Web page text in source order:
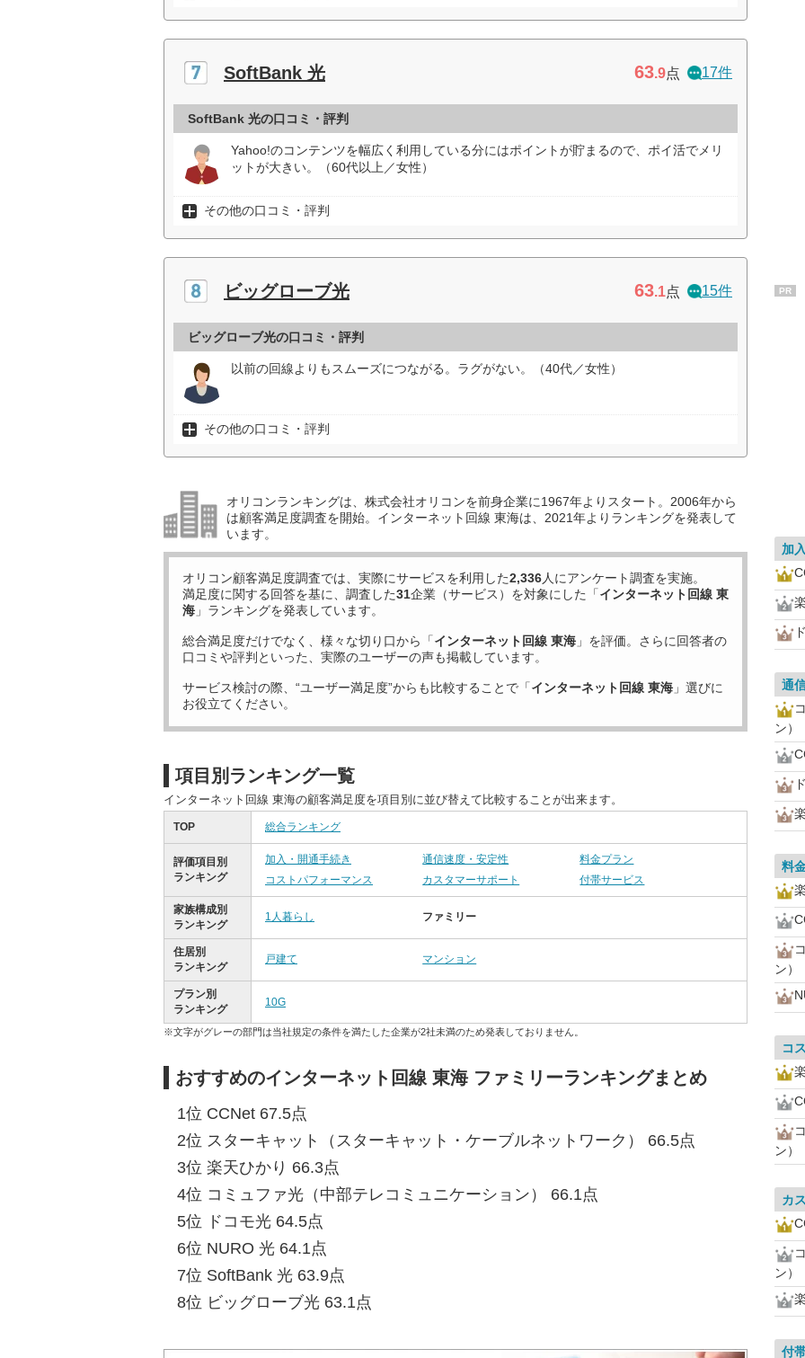
SoftBank 光 63.9点 17件
SoftBank 光の口コミ・評判
Yahoo!のコンテンツを幅広く利用している分にはポイントが貯まるので、ポイ活でメリ
ットが大きい。（60代以上／女性）
その他の口コミ・評判
ビッグローブ光 63.1点 15件
ビッグローブ光の口コミ・評判
以前の回線よりもスムーズにつながる。ラグがない。（40代／女性）
その他の口コミ・評判
オリコンランキングは、株式会社オリコンを前身企業に1967年よりスタート。2006年から
は顧客満足度調査を開始。インターネット回線 東海は、2021年よりランキングを発表して
います。
オリコン顧客満足度調査では、実際にサービスを利用した2,336人にアンケート調査を実施。
満足度に関する回答を基に、調査した31企業（サービス）を対象にした「インターネット回線 東
海 」ランキングを発表しています。
総合満足度だけでなく、様々な切り口から「インターネット回線 東海 」を評価。さらに回答者の
口コミや評判といった、実際のユーザーの声も掲載しています。
サービス検討の際、“ユーザー満足度”からも比較することで「インターネット回線 東海 」選びに
お役立てください。
項目別ランキング一覧
インターネット回線 東海の顧客満足度を項目別に並び替えて比較することが出来ます。
TOP 総合ランキング
評価項目別
ランキング
加入・開通手続き 通信速度・安定性
料金プラン
コストパフォーマンス
カスタマーサポート 付帯サービス
家族構成別
ランキング
1人暮らし ファミリー
住居別
ランキング
戸建て マンション
プラン別
ランキング
10G
※文字がグレーの部門は当社規定の条件を満たした企業が2社未満のため発表しておりません。
おすすめのインターネット回線 東海 ファミリーランキングまとめ
1位 CCNet 67.5点
2位 スターキャット（スターキャット・ケーブルネットワーク） 66.5点
3位 楽天ひかり 66.3点
4位 コミュファ光（中部テレコミュニケーション） 66.1点
5位 ドコモ光 64.5点
6位 NURO 光 64.1点
7位 SoftBank 光 63.9点
8位 ビッグローブ光 63.1点
PR
加
通
ン）
料
ン）
コ
ン）
カ
ン）
付